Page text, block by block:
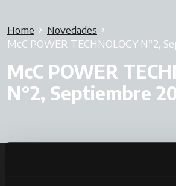
Home
Novedades
McC POWER TECHNOLOGY N°2,
McC POWER
N°2, Septiembre